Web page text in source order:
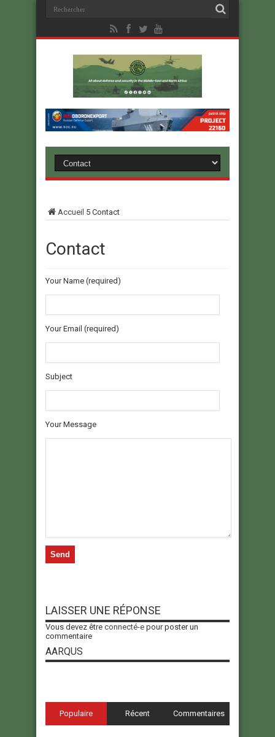
Accueil 5 Contact
Contact
Your Name (required)
Your Email (required)
Subject
Your Message
LAISSER UNE RÉPONSE
Vous devez être connecté-e pour poster un
commentaire
AARQUS
Populaire Récent Commentaires